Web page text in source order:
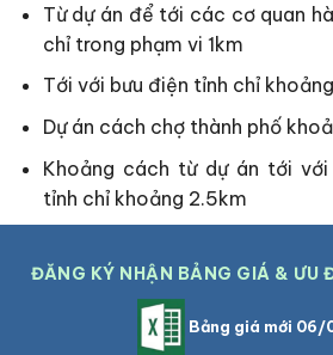
Từ dự án để tới các cơ quan
chỉ trong phạm vi 1km
Tới với bưu điện tỉnh chỉ
Dự án cách chợ thành phố
Khoảng cách từ dự án tới
tỉnh chỉ khoảng 2.5km
ĐĂNG KÝ NHẬN BẢNG GIÁ & ƯU
Bảng giá mới